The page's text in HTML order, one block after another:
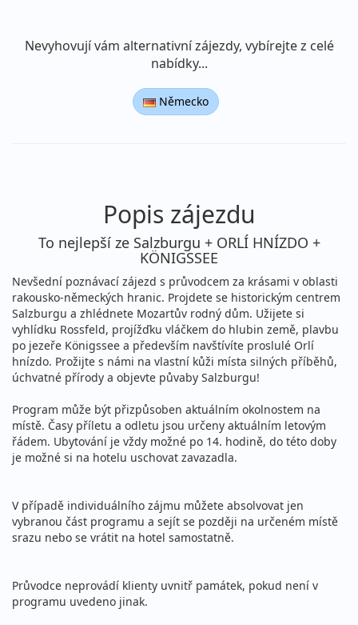
Nevyhovují vám alternativní zájezdy, vybírejte z celé
nabídky...
Německo
Popis zájezdu
To nejlepší ze Salzburgu + ORLÍ HNÍZDO +
KÖNIGSSEE
Nevšední poznávací zájezd s průvodcem za krásami v oblasti
rakousko-německých hranic. Projdete se historickým centrem
Salzburgu a zhlédnete Mozartův rodný dům. Užijete si
vyhlídku Rossfeld, projížďku vláčkem do hlubin země, plavbu
po jezeře Königssee a především navštívíte proslulé Orlí
hnízdo. Prožijte s námi na vlastní kůži místa silných příběhů,
úchvatné přírody a objevte půvaby Salzburgu!
Program může být přizpůsoben aktuálním okolnostem na
místě. Časy příletu a odletu jsou určeny aktuálním letovým
řádem. Ubytování je vždy možné po 14. hodině, do této doby
je možné si na hotelu uschovat zavazadla.
V případě individuálního zájmu můžete absolvovat jen
vybranou část programu a sejít se později na určeném místě
srazu nebo se vrátit na hotel samostatně.
Průvodce neprovádí klienty uvnitř památek, pokud není v
programu uvedeno jinak.